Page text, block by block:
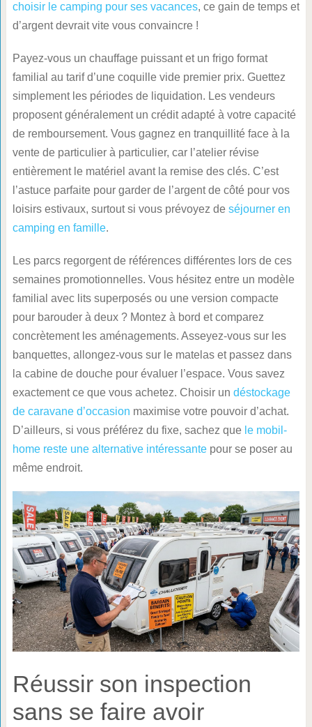
choisir le camping pour ses vacances, ce gain de temps et
d’argent devrait vite vous convaincre !
Payez-vous un chauffage puissant et un frigo format
familial au tarif d’une coquille vide premier prix. Guettez
simplement les périodes de liquidation. Les vendeurs
proposent généralement un crédit adapté à votre capacité
de remboursement. Vous gagnez en tranquillité face à la
vente de particulier à particulier, car l’atelier révise
entièrement le matériel avant la remise des clés. C’est
l’astuce parfaite pour garder de l’argent de côté pour vos
loisirs estivaux, surtout si vous prévoyez de séjourner en
camping en famille.
Les parcs regorgent de références différentes lors de ces
semaines promotionnelles. Vous hésitez entre un modèle
familial avec lits superposés ou une version compacte
pour barouder à deux ? Montez à bord et comparez
concrètement les aménagements. Asseyez-vous sur les
banquettes, allongez-vous sur le matelas et passez dans
la cabine de douche pour évaluer l’espace. Vous savez
exactement ce que vous achetez. Choisir un déstockage
de caravane d’occasion maximise votre pouvoir d’achat.
D’ailleurs, si vous préférez du fixe, sachez que le mobil-
home reste une alternative intéressantepour se poser au
même endroit.
Réussir son inspection
sans se faire avoir